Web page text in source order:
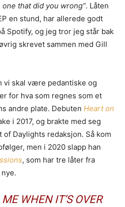
that did you wrong”. Låten
en stund, har allerede godt
Spotify, og jeg tror jeg står bak
skrevet sammen med Gill
vi skal være pedantiske og
for hva som regnes som et
andre plate. Debuten Heart on
i 2017, og brakte med seg
Daylights redaksjon. Så kom
men i 2020 slapp han
, som har tre låter fra
WHEN IT’S OVER